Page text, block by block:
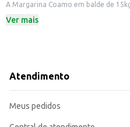
A Margarina Coamo em balde de 15kg oferece praticidade e rendimento para diversos usos.
Dicas de uso:
Marca: Coamo
Departamento: Frios e congelados
Conteúdo: 15kg
Ver mais
Atendimento
Meus pedidos